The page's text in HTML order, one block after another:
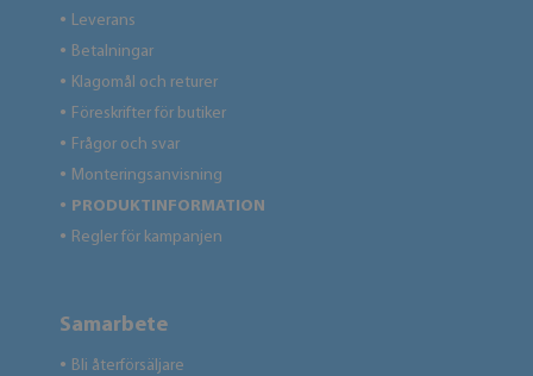
● Leverans
● Betalningar
● Klagomål och returer
● Föreskrifter för butiker
● Frågor och svar
● Monteringsanvisning
● PRODUKTINFORMATION
● Regler för kampanjen
Samarbete
● Bli återförsäljare